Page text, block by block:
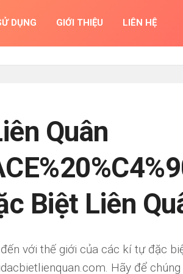
DỤNG GIỚI THIỆU LIÊN HỆ
Quân
Biệt Liên
với thế giới của các kí tự đặc
Hãy để